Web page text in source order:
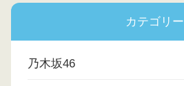
カテゴリー
乃木坂46